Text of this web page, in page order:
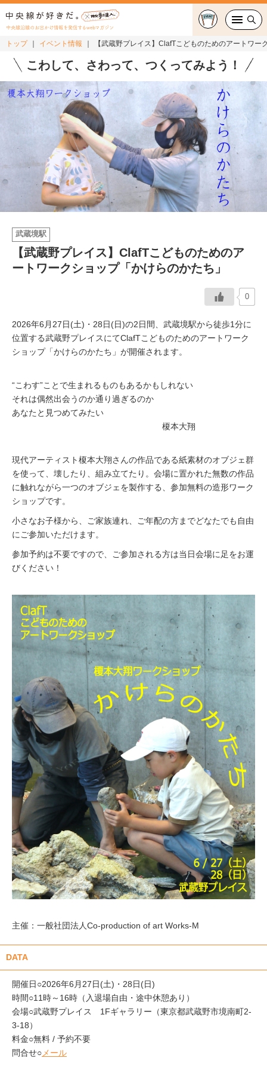
中央線沿線のお出かけ情報を発信するwebマガジン
グルメ・カフェ
スイーツ・テイクアウト
おでかけ
ショッピング
中央線カルチャー
連載
中央線フェス
おしらせ
駅から探す
トップ イベント情報 【武蔵野プレイス】ClafTこどものためのアートワー
こわして、さわって、つくってみよう！
武蔵境駅
【武蔵野プレイス】ClafTこどものためのア
ートワークショップ「かけらのかたち」
0
2026年6月27日(土)・28日(日)の2日間、武蔵境駅から徒歩1分に
位置する武蔵野プレイスにてClafTこどものためのアートワーク
ショップ「かけらのかたち」が開催されます。
“こわす”ことで生まれるものもあるかもしれない
それは偶然出会うのか通り過ぎるのか
あなたと見つめてみたい
榎本大翔
現代アーティスト榎本大翔さんの作品である紙素材のオブジェ群
を使って、壊したり、組み立てたり。会場に置かれた無数の作品
に触れながら一つのオブジェを製作する、参加無料の造形ワーク
ショップです。
小さなお子様から、ご家族連れ、ご年配の方までどなたでも自由
にご参加いただけます。
参加予約は不要ですので、ご参加される方は当日会場に足をお運
びください！
主催：一般社団法人Co-production of art Works-M
DATA
開催日○2026年6月27日(土)・28日(日)
時間○11時～16時（入退場自由・途中休憩あり）
会場○武蔵野プレイス 1Fギャラリー（東京都武蔵野市境南町2-
3-18）
料金○無料 / 予約不要
問合せ○ メール